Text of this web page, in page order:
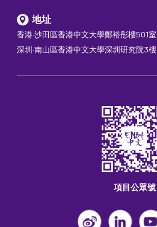
地址
香港·沙田區香港中文大學鄭裕彤樓501室
深圳·南山區香港中文大學深圳研究院3樓
項目公眾號